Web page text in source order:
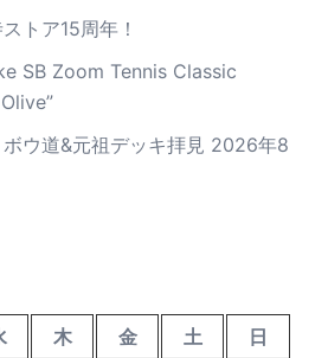
トア15周年！
SB Zoom Tennis Classic
ボウ道&元祖デッキ拝見 2026年8
木 金 土
日